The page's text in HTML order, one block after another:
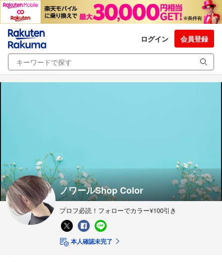
ログイン 会員登録
ノワールShop Color
プロフ必読！フォローでカラー¥100引き
本人確認未完了